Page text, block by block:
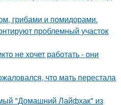
грибами и помидорами.
проблемный участок
не хочет работать - они
что мать перестала
"Домашний Лайфхак" из